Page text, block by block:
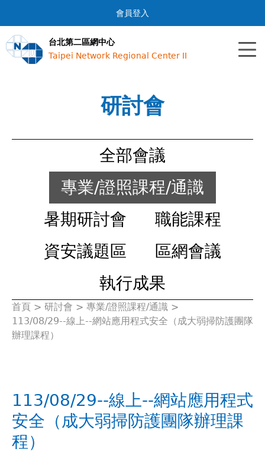
Jump to navigation
會員登入
台北第二區網中心
Taipei Network Regional Center II
研討會
全部會議
專業/證照課程/通識
暑期研討會
職能課程
資安議題區
區網會議
執行成果
您
在
裡
首頁 > 研討會 > 專業/證照課程/通識 >
113/08/29--線上--網站應用程式安全（成大弱掃防護團隊
辦理課程）
113/08/29--線上--網站應用程式
安全（成大弱掃防護團隊辦理課
程）